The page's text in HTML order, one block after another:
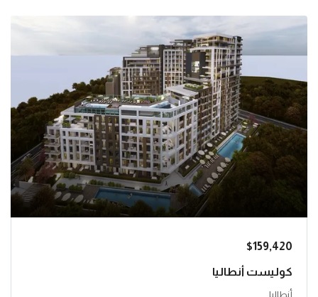
$159,420
كوليست أنطاليا
أنطاليا